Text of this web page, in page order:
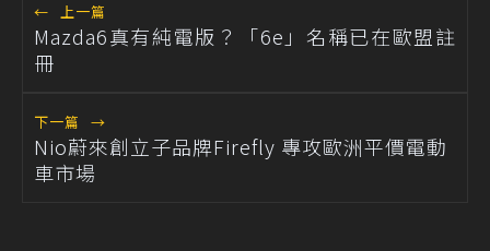
← 上一篇
Mazda6真有純電版？「6e」名稱已在歐盟註
冊
下一篇 →
Nio蔚來創立子品牌Firefly 專攻歐洲平價電動
車市場